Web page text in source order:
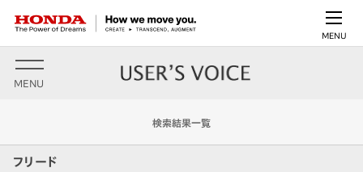
MENU
MENU
検索結果一覧
フリード